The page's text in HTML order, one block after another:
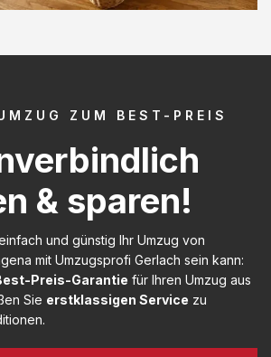
ZUM BEST-PREIS
& sparen!
und günstig Ihr Umzug von
mit Umzugsprofi Gerlach sein kann:
Preis-Garantie für Ihren Umzug aus
Sie erstklassigen Service zu